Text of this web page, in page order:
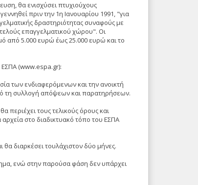
θα ενισχύσει πτυχιούχους
πριν την 1η Ιανουαρίου 1991, "για
δραστηριότητας συναφούς με
επαγγελματικού χώρου". Οι
από 5.000 ευρώ έως 25.000 ευρώ και το
ΕΣΠΑ (www.espa.gr):
των ενδιαφερόμενων και την ανοικτή
τη συλλογή απόψεων και παρατηρήσεων.
τους τελικούς όρους και
στο διαδικτυακό τόπο του ΕΣΠΑ
διαρκέσει τουλάχιστον δύο μήνες.
ενώ στην παρούσα φάση δεν υπάρχει